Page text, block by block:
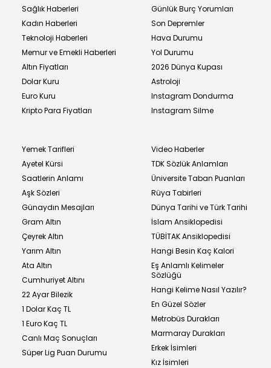
Sağlık Haberleri
Kadın Haberleri
Teknoloji Haberleri
Memur ve Emekli Haberleri
Altın Fiyatları
Dolar Kuru
Euro Kuru
Kripto Para Fiyatları
Günlük Burç Yorumları
Son Depremler
Hava Durumu
Yol Durumu
2026 Dünya Kupası
Astroloji
Instagram Dondurma
Instagram Silme
Yemek Tarifleri
Ayetel Kürsi
Saatlerin Anlamı
Aşk Sözleri
Günaydın Mesajları
Gram Altın
Çeyrek Altın
Yarım Altın
Ata Altın
Cumhuriyet Altını
22 Ayar Bilezik
1 Dolar Kaç TL
1 Euro Kaç TL
Canlı Maç Sonuçları
Süper Lig Puan Durumu
Video Haberler
TDK Sözlük Anlamları
Üniversite Taban Puanları
Rüya Tabirleri
Dünya Tarihi ve Türk Tarihi
İslam Ansiklopedisi
TÜBİTAK Ansiklopedisi
Hangi Besin Kaç Kalori
Eş Anlamlı Kelimeler
Sözlüğü
Hangi Kelime Nasıl Yazılır?
En Güzel Sözler
Metrobüs Durakları
Marmaray Durakları
Erkek İsimleri
Kız İsimleri